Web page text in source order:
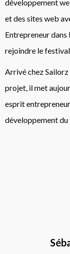
développement
et des sites web
Entrepreneur dans
rejoindre le festival
Arrivé chez
projet, il met
esprit
développement